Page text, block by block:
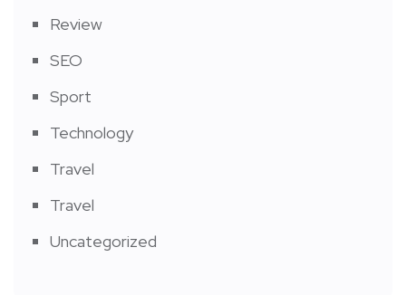
Review
SEO
Sport
Technology
Travel
Travel
Uncategorized